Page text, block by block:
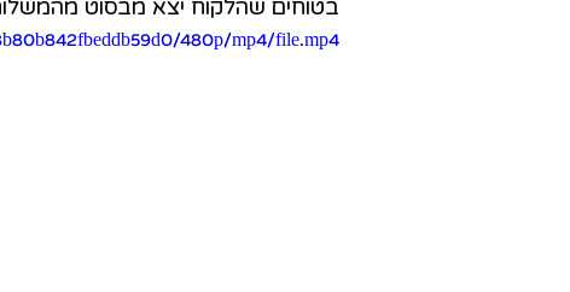
בטוחים שהלקוח יצא מבסוט
480p/mp4/file.mp4